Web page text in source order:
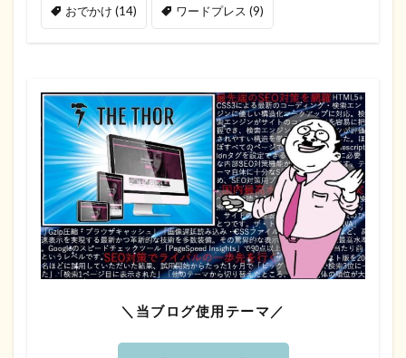
おでかけ (14) ワードプレス (9)
＼当ブログ使用テーマ／